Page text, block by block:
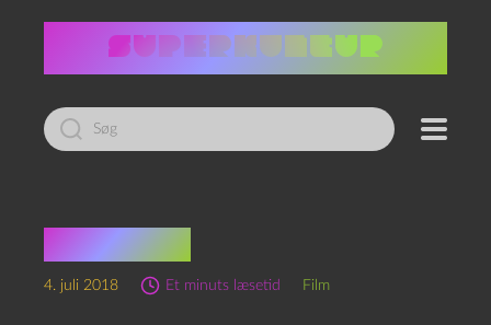
Led
efter:
Saltchok
4. juli 2018 Et minuts læsetid Film